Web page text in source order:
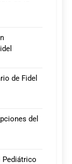
de Fidel
del
Pediátrico